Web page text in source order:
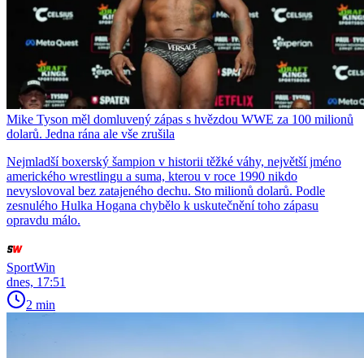
Mike Tyson měl domluvený zápas s hvězdou WWE za 100 milionů
dolarů. Jedna rána ale vše zrušila
Nejmladší boxerský šampion v historii těžké váhy, největší jméno
amerického wrestlingu a suma, kterou v roce 1990 nikdo
nevyslovoval bez zatajeného dechu. Sto milionů dolarů. Podle
zesnulého Hulka Hogana chybělo k uskutečnění toho zápasu
opravdu málo.
SportWin
dnes, 17:51
2 min